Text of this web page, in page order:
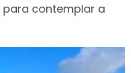
para contemplar a